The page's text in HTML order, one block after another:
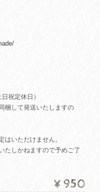
祝定休日）
梱して発送いたしますの
はいただけません。
たしかねますので予めご了
¥950